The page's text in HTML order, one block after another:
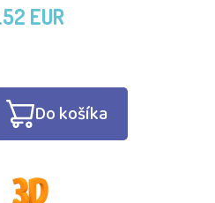
EUR
Do košíka